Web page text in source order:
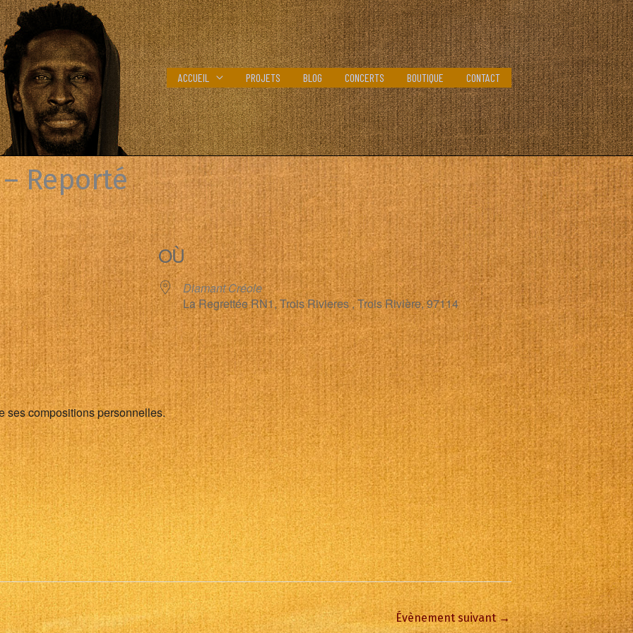
ACCUEIL PROJETS BLOG CONCERTS BOUTIQUE CONTACT
Reporté
Google iCalendar Office 365 Outlook Live
OÙ
Diamant Créole
La Regrettée RN1, Trois Rivieres , Trois Rivière, 97114
ses compositions personnelles.
Évènement suivant→